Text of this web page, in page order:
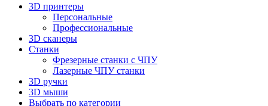
3D принтеры
Персональные
Профессиональные
3D сканеры
Станки
Фрезерные станки с ЧПУ
Лазерные ЧПУ станки
3D ручки
3D мыши
Выбрать по категории